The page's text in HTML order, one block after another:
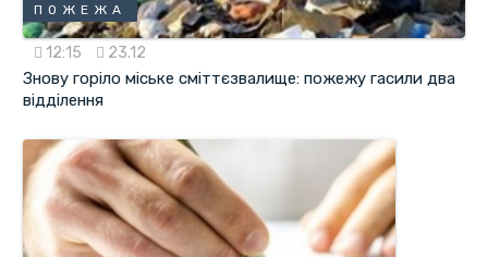
ПОЖЕЖА
12:15 23.12
Знову горіло міське сміттєзвалище: пожежу гасили два
відділення